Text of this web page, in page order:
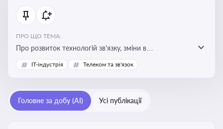
ПРО ЩО ТЕМА:
Про розвиток технологій зв'язку, зміни в
законодавстві, регулювання ринку телекомунікацій,
інновації в сфері мобільних та інтернет-послуг
IT-індустрія Телеком та зв'язок
Головне за добу (AI) Усі публікації